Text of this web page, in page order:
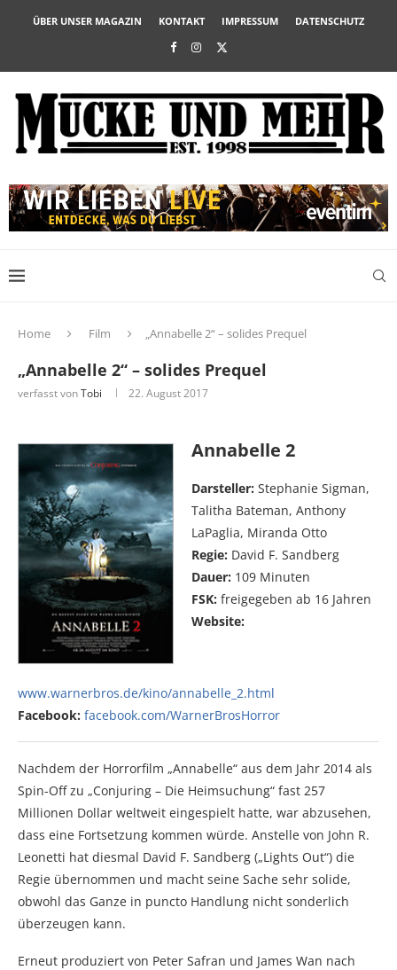
ÜBER UNSER MAGAZIN KONTAKT IMPRESSUM DATENSCHUTZ
Home Film „Annabelle 2“ – solides Prequel
„Annabelle 2“ – solides Prequel
verfasst vonTobi 22. August 2017
Annabelle 2
Darsteller: Stephanie Sigman,
Talitha Bateman, Anthony
LaPaglia, Miranda Otto
Regie: David F. Sandberg
Dauer: 109 Minuten
FSK: freigegeben ab 16 Jahren
Website:
www.warnerbros.de/kino/annabelle_2.html
Facebook: facebook.com/WarnerBrosHorror
Nachdem der Horrorfilm „Annabelle“ aus dem Jahr 2014 als
Spin-Off zu „Conjuring – Die Heimsuchung“ fast 257
Millionen Dollar weltweit eingespielt hatte, war abzusehen,
dass eine Fortsetzung kommen würde. Anstelle von John R.
Leonetti hat diesmal David F. Sandberg („Lights Out“) die
Regie übernommen und macht seine Sache sehr solide,
obwohl das Ganze in puncto Handlung nicht sonderlich
überzeugen kann.
Erneut produziert von Peter Safran und James Wan nach